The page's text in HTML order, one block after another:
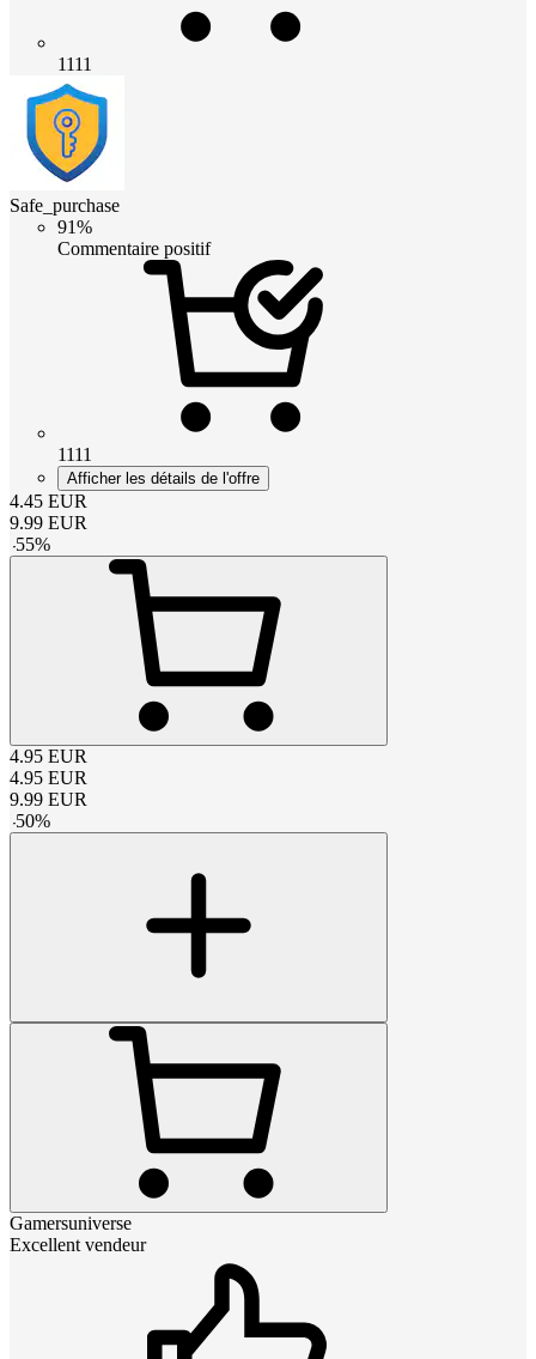
1111
Safe_purchase
91%
Commentaire positif
1111
Afficher les détails de l'offre
4.45 EUR
9.99 EUR
-55%
4.95 EUR
4.95 EUR
9.99 EUR
-50%
Gamersuniverse
Excellent vendeur